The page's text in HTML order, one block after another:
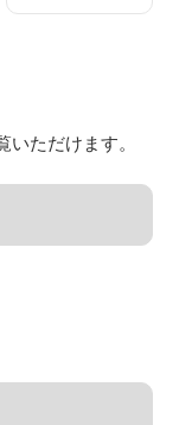
ただけます。